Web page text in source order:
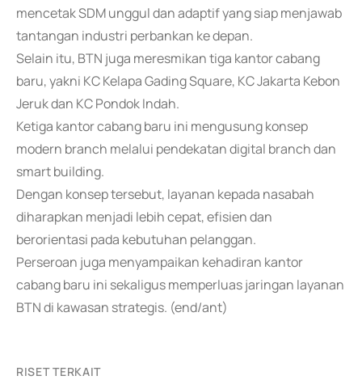
mencetak SDM unggul dan adaptif yang siap menjawab
tantangan industri perbankan ke depan.
Selain itu, BTN juga meresmikan tiga kantor cabang
baru, yakni KC Kelapa Gading Square, KC Jakarta Kebon
Jeruk dan KC Pondok Indah.
Ketiga kantor cabang baru ini mengusung konsep
modern branch melalui pendekatan digital branch dan
smart building.
Dengan konsep tersebut, layanan kepada nasabah
diharapkan menjadi lebih cepat, efisien dan
berorientasi pada kebutuhan pelanggan.
Perseroan juga menyampaikan kehadiran kantor
cabang baru ini sekaligus memperluas jaringan layanan
BTN di kawasan strategis. (end/ant)
RISET TERKAIT